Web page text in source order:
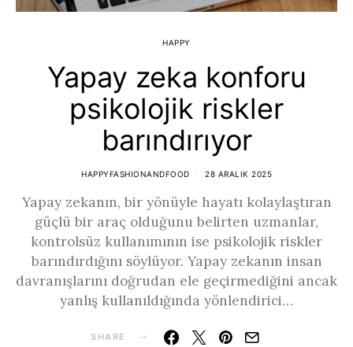
HAPPY
Yapay zeka konforu
psikolojik riskler
barındırıyor
HAPPYFASHIONANDFOOD 28 ARALIK 2025
Yapay zekanın, bir yönüyle hayatı kolaylaştıran
güçlü bir araç olduğunu belirten uzmanlar,
kontrolsüz kullanımının ise psikolojik riskler
barındırdığını söylüyor. Yapay zekanın insan
davranışlarını doğrudan ele geçirmediğini ancak
yanlış kullanıldığında yönlendirici…
SHARE